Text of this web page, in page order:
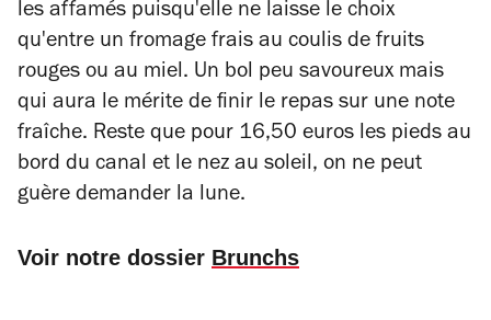
les affamés puisqu'elle ne laisse le choix
qu'entre un fromage frais au coulis de fruits
rouges ou au miel. Un bol peu savoureux mais
qui aura le mérite de finir le repas sur une note
fraîche. Reste que pour 16,50 euros les pieds au
bord du canal et le nez au soleil, on ne peut
guère demander la lune.
Voir notre dossier Brunchs